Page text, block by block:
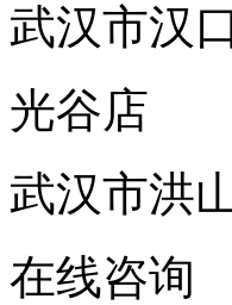
武汉市汉
光谷店
武汉市洪
在线咨询